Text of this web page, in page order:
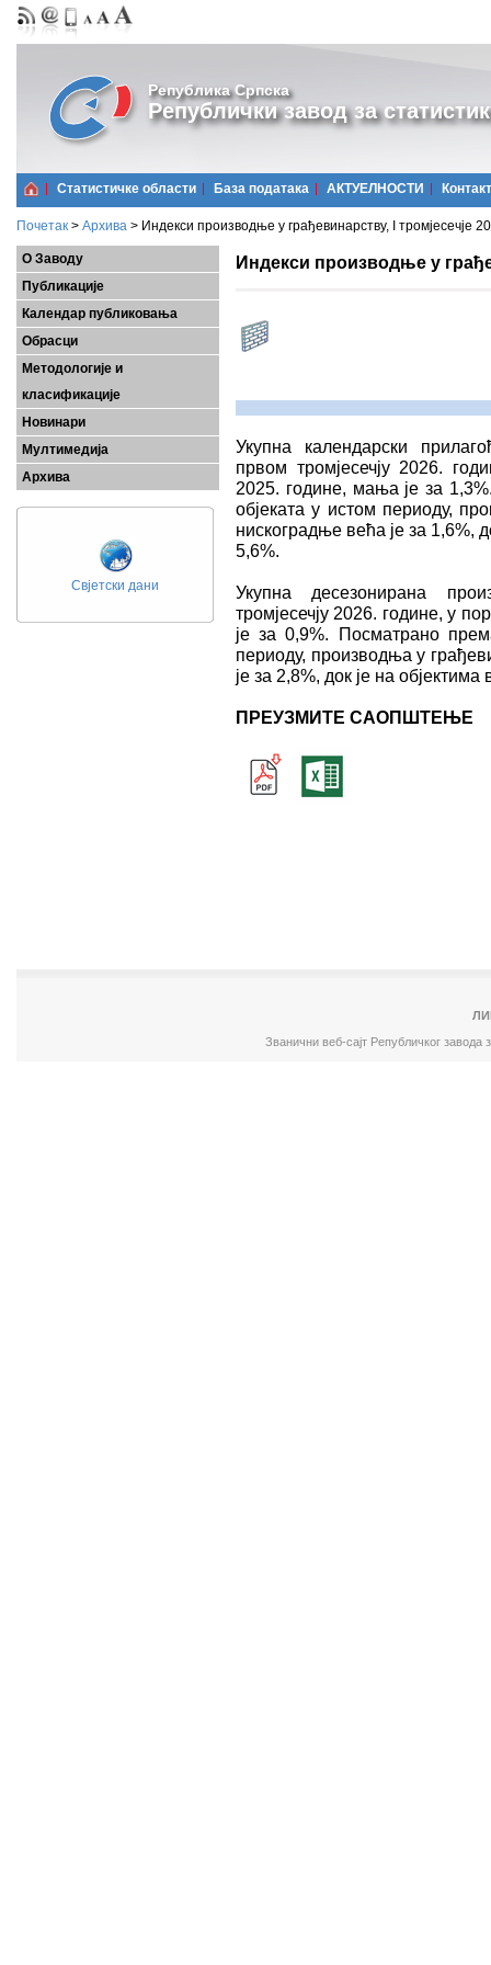
Република Српска
Републички завод за
Статистичке области Базa података АКТУЕЛНОСТИ Контакт
Почетак > Архива > Индекси производње у грађевинарству, I тромјесечје
О Заводу
Публикације
Календар публиковања
Обрасци
Методологије и
класификације
Новинари
Мултимедија
Архива
Свјетски дани
Индекси производње у
Укупна календарски
првом тромјесечју 2026.
2025. године, мања је за
објеката у истом периоду,
нискоградње већа је за 1,6%,
5,6%.
Укупна десезонирана
тромјесечју 2026. године, у
је за 0,9%. Посматрано
периоду, производња у
је за 2,8%, док је на
ПРЕУЗМИТЕ САОПШТЕЊЕ
Званични веб-сајт Републичког